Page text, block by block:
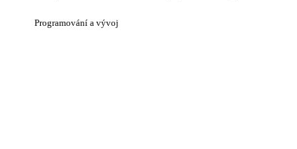
Programování a vývoj